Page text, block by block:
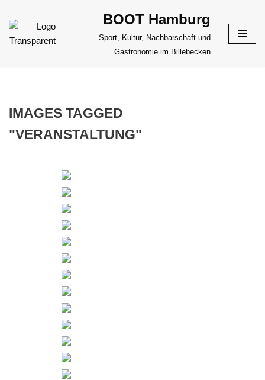
Zum
Inhalt
BOOT Hamburg
Sport, Kultur, Nachbarschaft und
Gastronomie im Billebecken
IMAGES TAGGED
"VERANSTALTUNG"